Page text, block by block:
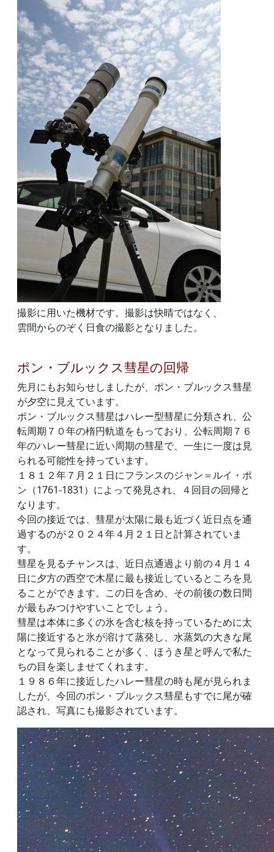
撮影に用いた機材です。撮影は快晴ではなく、
雲間からのぞく日食の撮影となりました。
ポン・ブルックス彗星の回帰
先月にもお知らせしましたが、ポン・ブルックス彗星
が夕空に見えています。
ポン・ブルックス彗星はハレー型彗星に分類され、公
転周期７０年の楕円軌道をもっており、公転周期７６
年のハレー彗星に近い周期の彗星で、一生に一度は見
られる可能性を持っています。
１８１２年７月２１日にフランスのジャン＝ルイ・ポ
ン（1761-1831）によって発見され、４回目の回帰と
なります。
今回の接近では、彗星が太陽に最も近づく近日点を通
過するのが２０２４年４月２１日と計算されていま
す。
彗星を見るチャンスは、近日点通過より前の４月１４
日に夕方の西空で木星に最も接近しているところを見
ることができます。この日を含め、その前後の数日間
が最もみつけやすいことでしょう。
彗星は本体に多くの氷を含む核を持っているために太
陽に接近すると氷が溶けて蒸発し、水蒸気の大きな尾
となって見られることが多く、ほうき星と呼んで私た
ちの目を楽しませてくれます。
１９８６年に接近したハレー彗星の時も尾が見られま
したが、今回のポン・ブルックス彗星もすでに尾が確
認され、写真にも撮影されています。